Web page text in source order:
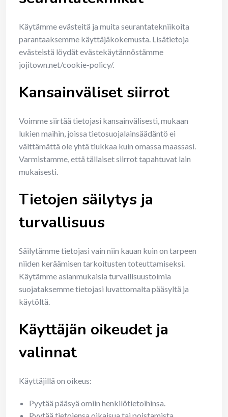
Käytämme evästeitä ja muita seurantatekniikoita
parantaaksemme käyttäjäkokemusta. Lisätietoja
evästeistä löydät evästekäytännöstämme
jojitown.net/cookie-policy/.
Kansainväliset siirrot
Voimme siirtää tietojasi kansainvälisesti, mukaan
lukien maihin, joissa tietosuojalainsäädäntö ei
välttämättä ole yhtä tiukkaa kuin omassa maassasi.
Varmistamme, että tällaiset siirrot tapahtuvat lain
mukaisesti.
Tietojen säilytys ja
turvallisuus
Säilytämme tietojasi vain niin kauan kuin on tarpeen
niiden keräämisen tarkoitusten toteuttamiseksi.
Käytämme asianmukaisia turvallisuustoimia
suojataksemme tietojasi luvattomalta pääsyltä ja
käytöltä.
Käyttäjän oikeudet ja
valinnat
Käyttäjillä on oikeus:
Pyytää pääsyä omiin henkilötietoihinsa.